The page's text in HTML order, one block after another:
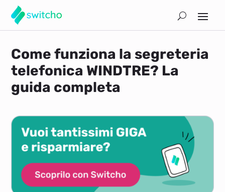
Come funziona la segreteria
telefonica WINDTRE? La
guida completa